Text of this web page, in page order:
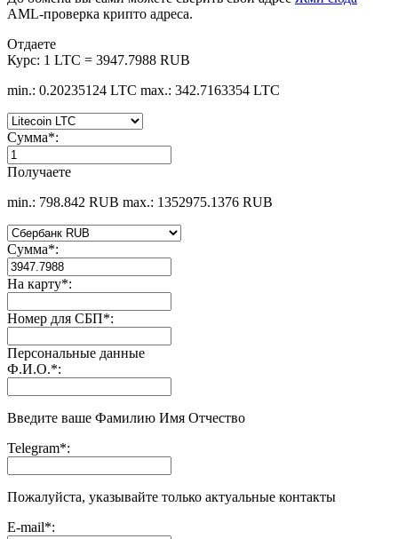
AML-проверка крипто адреса.
Отдаете
Курс: 1 LTC = 3947.7988 RUB
min.: 0.20235124 LTC max.: 342.7163354 LTC
Сумма*:
Получаете
min.: 798.842 RUB max.: 1352975.1376 RUB
Сумма*:
На карту*:
Номер для СБП*:
Персональные данные
Ф.И.О.*:
Введите ваше Фамилию Имя Отчество
Telegram*:
Пожалуйста, указывайте только актуальные контакты
E-mail*: